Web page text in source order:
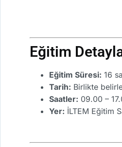
Eğitim
Eğitim Süresi: 16
Tarih: Birlikte
Saatler: 09.00 –
Yer: İLTEM Eğitim